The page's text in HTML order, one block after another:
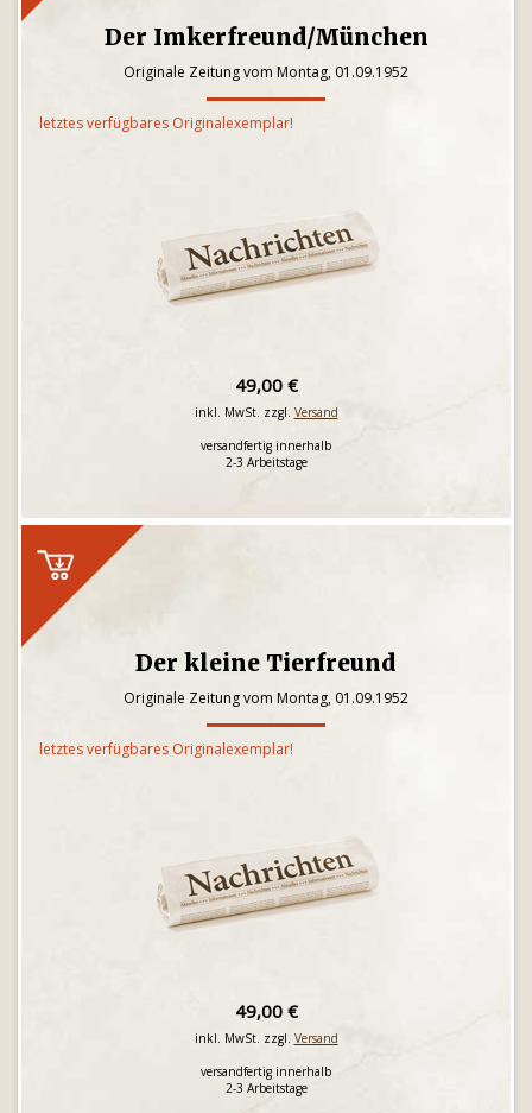
Der Imkerfreund/München
Originale Zeitung vom Montag, 01.09.1952
letztes verfügbares Originalexemplar!
49,00 €
inkl. MwSt. zzgl. Versand
versandfertig innerhalb
2-3 Arbeitstage
Der kleine Tierfreund
Originale Zeitung vom Montag, 01.09.1952
letztes verfügbares Originalexemplar!
49,00 €
inkl. MwSt. zzgl. Versand
versandfertig innerhalb
2-3 Arbeitstage